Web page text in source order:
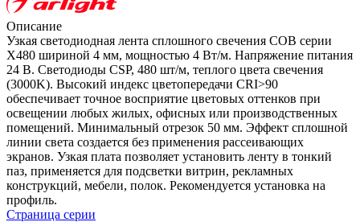
Описание
Узкая светодиодная лента сплошного свечения COB серии
X480 шириной 4 мм, мощностью 4 Вт/м. Напряжение питания
24 В. Светодиоды CSP, 480 шт/м, теплого цвета свечения
(3000K). Высокий индекс цветопередачи CRI>90
обеспечивает точное восприятие цветовых оттенков при
освещении любых жилых, офисных или производственных
помещений. Минимальный отрезок 50 мм. Эффект сплошной
линии света создается без применения рассеивающих
экранов. Узкая плата позволяет установить ленту в тонкий
паз, применяется для подсветки витрин, рекламных
конструкций, мебели, полок. Рекомендуется установка на
профиль.
Страница серии